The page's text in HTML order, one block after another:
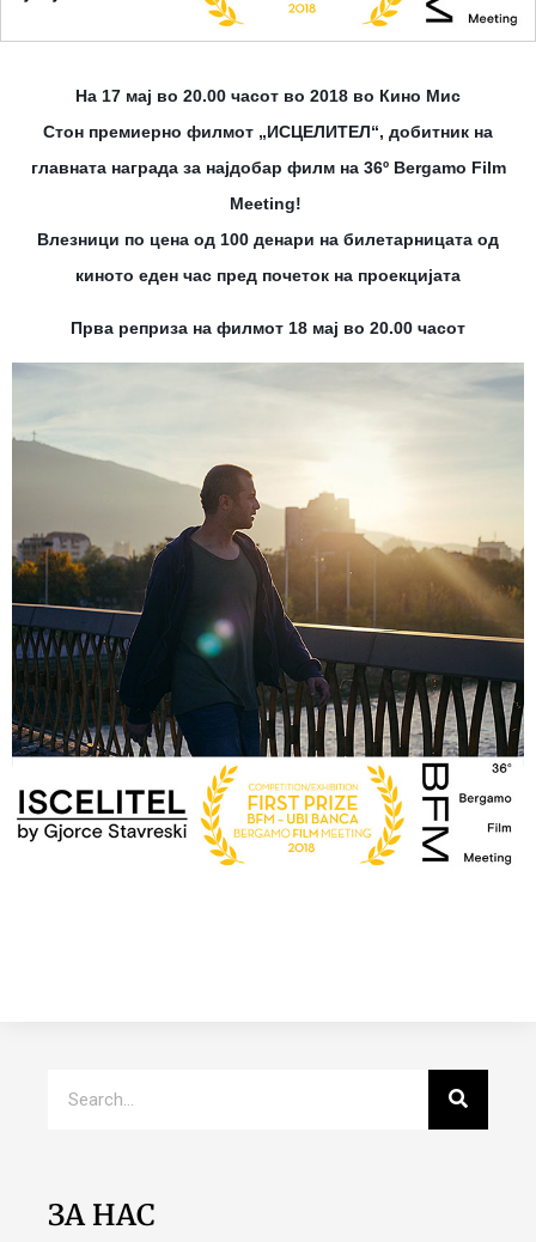
На 17 мај во 20.00 часот во 2018 во Кино Мис
Стон премиерно филмот „ИСЦЕЛИТЕЛ“, добитник на
главната награда за најдобар филм на 36º Bergamo Film
Meeting!
Влезници по цена од 100 денари на билетарницата од
киното еден час пред почеток на проекцијата
Прва реприза на филмот 18 мај во 20.00 часот
ЗА НАС